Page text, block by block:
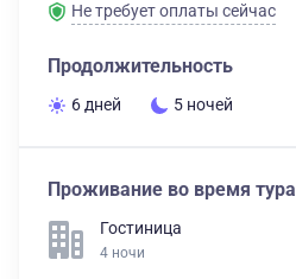
Не требует оплаты сейчас
Продолжительность
6 дней 5 ночей
Проживание во время тура
Гостиница
4 ночи